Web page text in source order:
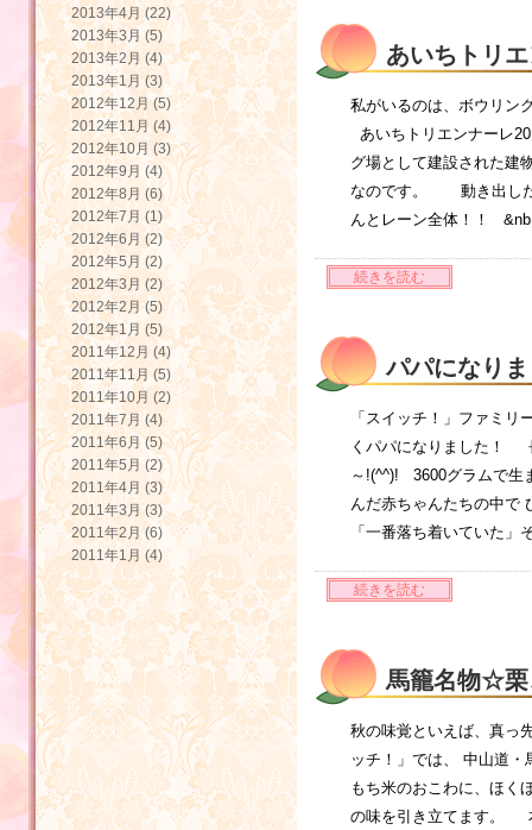
あいちトリ
私がいるのは、ボウリン
あいちトリエンナーレ
グ場として建設された建
なのです。 動き出した
んとレーン全体！！ &nb
続きを読む
パパになり
「スイッチ！」ファミ
くパパになりました！
～!(^^)! 3600グラムで生
んだ赤ちゃんたちの中で
「一番落ち着いていた
続きを読む
馬籠名物☆栗
秋の味覚といえば、真っ
ッチ！」では、 中山道
もち米のおこわに、ほく
の味を引き立てます。
2013年4月 (22)
2013年3月 (5)
2013年2月 (4)
2013年1月 (3)
2012年12月 (5)
2012年11月 (4)
2012年10月 (3)
2012年9月 (4)
2012年8月 (6)
2012年7月 (1)
2012年6月 (2)
2012年5月 (2)
2012年3月 (2)
2012年2月 (5)
2012年1月 (5)
2011年12月 (4)
2011年11月 (5)
2011年10月 (2)
2011年7月 (4)
2011年6月 (5)
2011年5月 (2)
2011年4月 (3)
2011年3月 (3)
2011年2月 (6)
2011年1月 (4)